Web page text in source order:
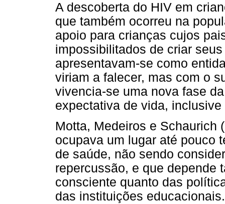
A descoberta do HIV em
que também ocorreu na
apoio para crianças cujos
impossibilitados de criar
apresentavam-se como
viriam a falecer, mas com o
vivencia-se uma nova fase
expectativa de vida,
Motta, Medeiros e Schaurich
ocupava um lugar até pouco
de saúde, não sendo
repercussão, e que depende
consciente quanto das
das instituições educacionais.